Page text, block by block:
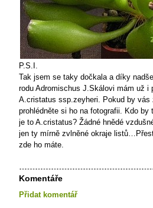
P.S.I.
Tak jsem se taky dočkala a díky
rodu Adromischus J.Skálovi mám už i
A.cristatus ssp.zeyheri. Pokud by vás
prohlédněte si ho na fotografii. Kdo by
je to A.cristatus? Žádné hnědé
jen ty mírně zvlněné okraje
zde ho máte.
Komentáře
Přidat komentář